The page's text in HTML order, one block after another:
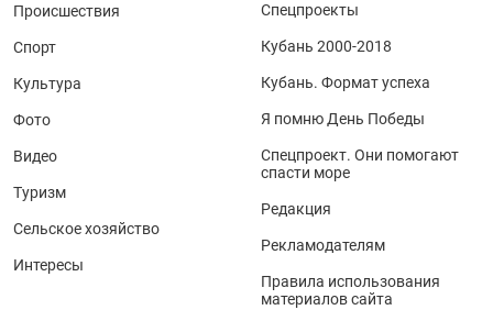
Происшествия
Спорт
Культура
Фото
Видео
Туризм
Сельское хозяйство
Интересы
Спецпроекты
Кубань 2000-2018
Кубань. Формат успеха
Я помню День Победы
Спецпроект. Они помогают
спасти море
Редакция
Рекламодателям
Правила использования
материалов сайта